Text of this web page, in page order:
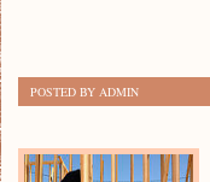
POSTED BY ADMIN